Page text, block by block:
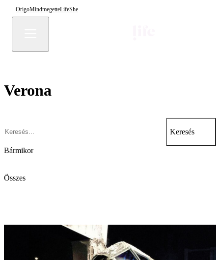
OrigoMindmegetteLifeShe
Verona
Keresés
Bármikor
Összes